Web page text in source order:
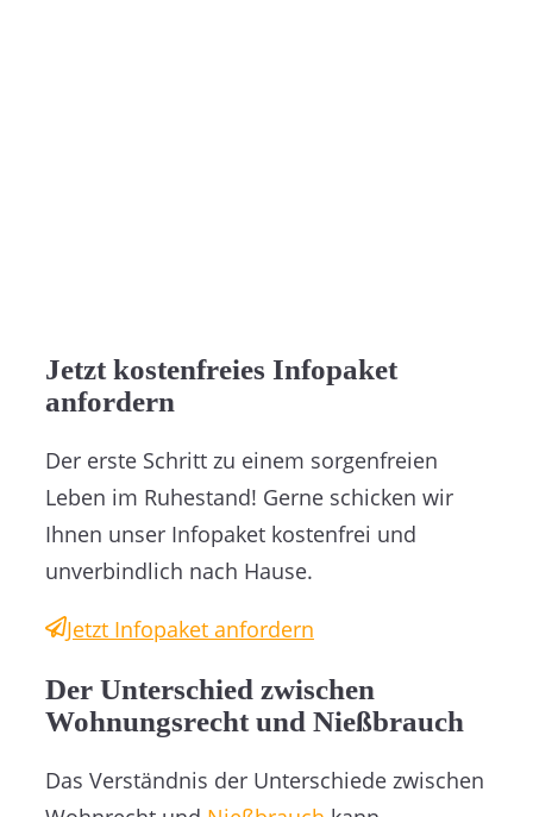
Jetzt kostenfreies Infopaket
anfordern
Der erste Schritt zu einem sorgenfreien
Leben im Ruhestand! Gerne schicken wir
Ihnen unser Infopaket kostenfrei und
unverbindlich nach Hause.
Jetzt Infopaket anfordern
Der Unterschied zwischen
Wohnungsrecht und Nießbrauch
Das Verständnis der Unterschiede zwischen